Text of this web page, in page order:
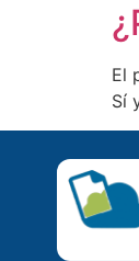
El
Sí